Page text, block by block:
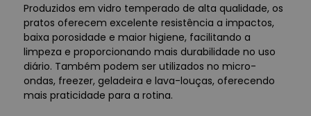
Produzidos em vidro temperado de alta qualidade, os
pratos oferecem excelente resistência a impactos,
baixa porosidade e maior higiene, facilitando a
limpeza e proporcionando mais durabilidade no uso
diário. Também podem ser utilizados no micro-
ondas, freezer, geladeira e lava-louças, oferecendo
mais praticidade para a rotina.